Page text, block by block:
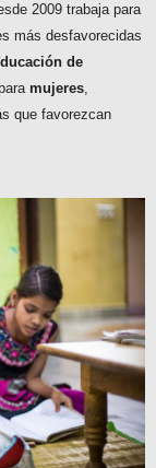
2009 trabaja para
más desfavorecidas
de
mujeres,
que favorezcan